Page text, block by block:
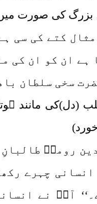
کی صورت
کتے کی سی
ہے ان کو ان کی
سخی سلطان
(دل)کی مانند
رومیؒ
انسانی چہرے
آپؒ نے